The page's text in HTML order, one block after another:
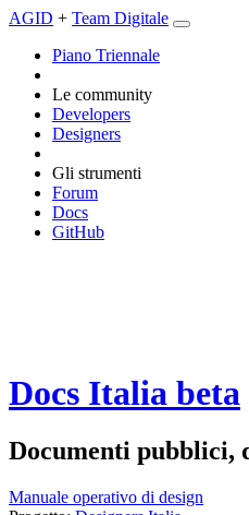
AGID + Team Digitale
Piano Triennale
Le community
Developers
Designers
Gli strumenti
Forum
Docs
GitHub
Docs Italia beta
Documenti pubblici,
Manuale operativo di design